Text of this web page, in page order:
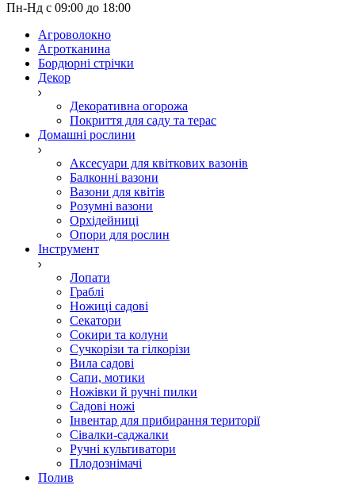
Пн-Нд с 09:00 до 18:00
Агроволокно
Агротканина
Бордюрні стрічки
Декор
Декоративна огорожа
Покриття для саду та терас
Домашні рослини
Аксесуари для квіткових вазонів
Балконні вазони
Вазони для квітів
Розумні вазони
Орхідейниці
Опори для рослин
Інструмент
Лопати
Граблі
Ножиці садові
Секатори
Сокири та колуни
Сучкорізи та гілкорізи
Вила садові
Сапи, мотики
Ножівки й ручні пилки
Садові ножі
Інвентар для прибирання території
Сівалки-саджалки
Ручні культиватори
Плодознімачі
Полив